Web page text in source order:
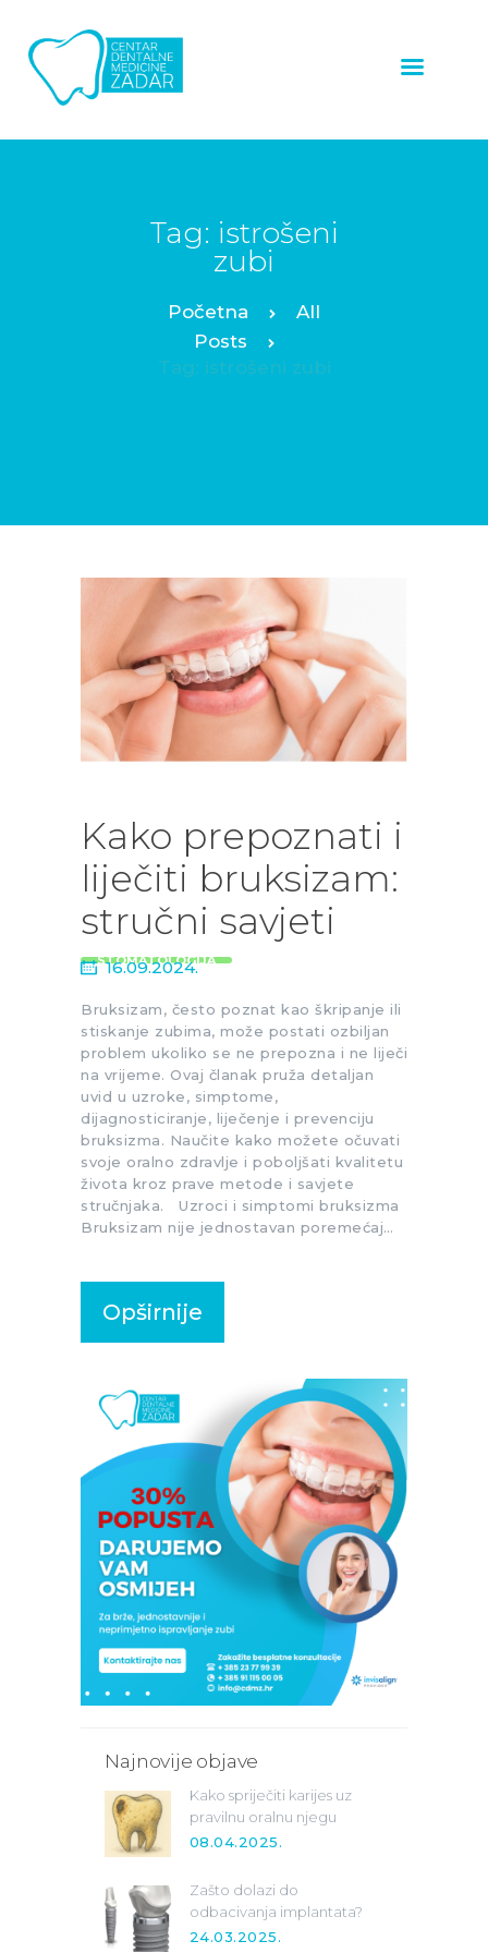
Tag: istrošeni
zubi
All
Posts
Tag: istrošeni zubi
ZUBNI
IMPLANTATI
ZUBNE KRUNICE
ALL ON 4™
PROTOKOL
OSTALE USLUGE
NAŠI RADOVI
BLOG
KONTAKT
Kako prepoznati i
liječiti bruksizam:
stručni savjeti
STOMATOLOGIJA
16.09.2024.
Bruksizam, često poznat kao škripanje ili
stiskanje zubima, može postati ozbiljan
problem ukoliko se ne prepozna i ne liječi
na vrijeme. Ovaj članak pruža detaljan
uvid u uzroke, simptome,
dijagnosticiranje, liječenje i prevenciju
bruksizma. Naučite kako možete očuvati
svoje oralno zdravlje i poboljšati kvalitetu
života kroz prave metode i savjete
stručnjaka. Uzroci i simptomi bruksizma
Bruksizam nije jednostavan poremećaj…
Opširnije
Najnovije objave
Kako spriječiti karijes uz
pravilnu oralnu njegu
08.04.2025.
Zašto dolazi do
odbacivanja implantata?
24.03.2025.